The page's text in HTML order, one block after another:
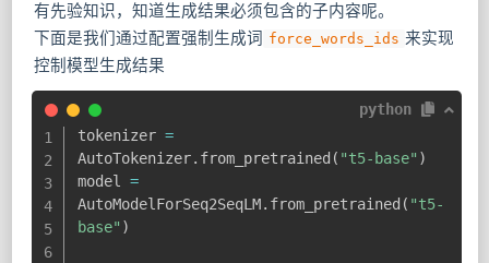
有先验知识，知道生成结果必须包含的子内容呢。
下面是我们通过配置强制生成词 force_words_ids 来实现
控制模型生成结果
python
tokenizer =
AutoTokenizer. from_pretrained ( "t5-base" )
model =
AutoModelForSeq2SeqLM. from_pretrained ( "t5-
base" )